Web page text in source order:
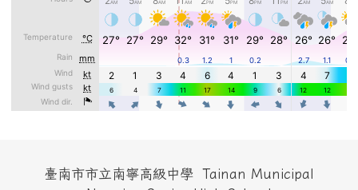
頁尾區域內容
臺南市市立南寧高級中學 Tainan Municipal